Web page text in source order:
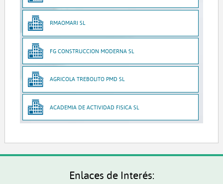
RMAOMARI SL
FG CONSTRUCCION MODERNA SL
AGRICOLA TREBOLITO PMD SL
ACADEMIA DE ACTIVIDAD FISICA SL
Enlaces de Interés: